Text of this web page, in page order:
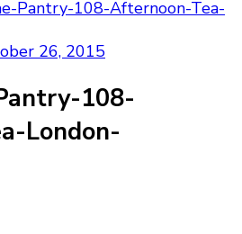
Pantry-108-Afternoon-Tea-
26, 2015
108-
London-